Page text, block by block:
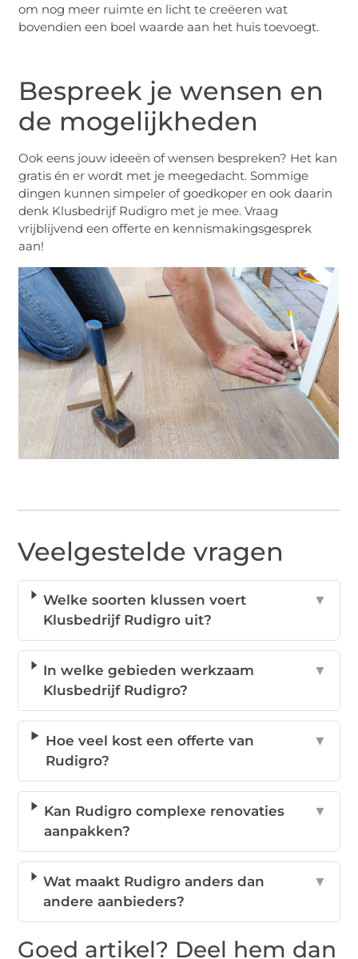
om nog meer ruimte en licht te creëeren wat
bovendien een boel waarde aan het huis toevoegt.
Bespreek je wensen en
de mogelijkheden
Ook eens jouw ideeën of wensen bespreken? Het kan
gratis én er wordt met je meegedacht. Sommige
dingen kunnen simpeler of goedkoper en ook daarin
denk Klusbedrijf Rudigro met je mee. Vraag
vrijblijvend een offerte en kennismakingsgesprek
aan!
Veelgestelde vragen
Welke soorten klussen voert
Klusbedrijf Rudigro uit?
▼
In welke gebieden werkzaam
Klusbedrijf Rudigro?
▼
Hoe veel kost een offerte van
Rudigro?
▼
Kan Rudigro complexe renovaties
aanpakken?
▼
Wat maakt Rudigro anders dan
andere aanbieders?
▼
Goed artikel? Deel hem dan